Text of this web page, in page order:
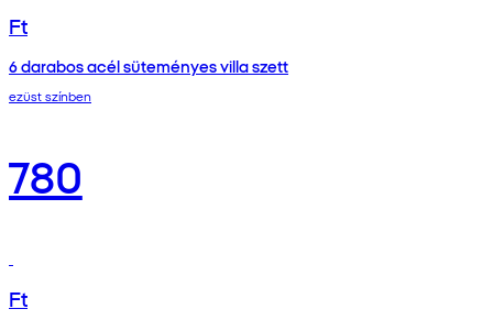
Ft
6 darabos acél süteményes villa szett
ezüst színben
780
Ft